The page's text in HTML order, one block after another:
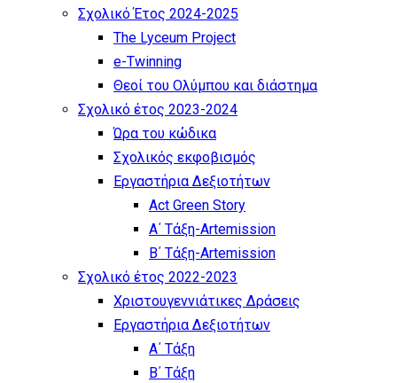
Σχολικό Έτος 2024-2025
The Lyceum Project
e-Twinning
Θεοί του Ολύμπου και διάστημα
Σχολικό έτος 2023-2024
Ώρα του κώδικα
Σχολικός εκφοβισμός
Εργαστήρια Δεξιοτήτων
Act Green Story
Α΄ Τάξη-Artemission
Β΄ Τάξη-Artemission
Σχολικό έτος 2022-2023
Χριστουγεννιάτικες Δράσεις
Εργαστήρια Δεξιοτήτων
Α΄ Τάξη
Β΄ Τάξη